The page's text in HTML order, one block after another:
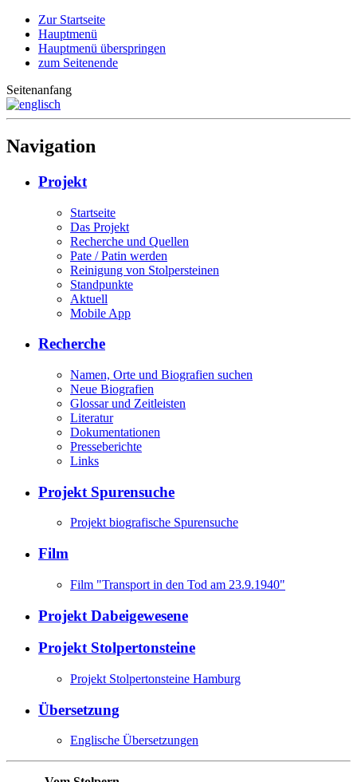
Zur Startseite
Hauptmenü
Hauptmenü überspringen
zum Seitenende
Seitenanfang
Navigation
Projekt
Startseite
Das Projekt
Recherche und Quellen
Pate / Patin werden
Reinigung von Stolpersteinen
Standpunkte
Aktuell
Mobile App
Recherche
Namen, Orte und Biografien suchen
Neue Biografien
Glossar und Zeitleisten
Literatur
Dokumentationen
Presseberichte
Links
Projekt Spurensuche
Projekt biografische Spurensuche
Film
Film "Transport in den Tod am 23.9.1940"
Projekt Dabeigewesene
Projekt Stolpertonsteine
Projekt Stolpertonsteine Hamburg
Übersetzung
Englische Übersetzungen